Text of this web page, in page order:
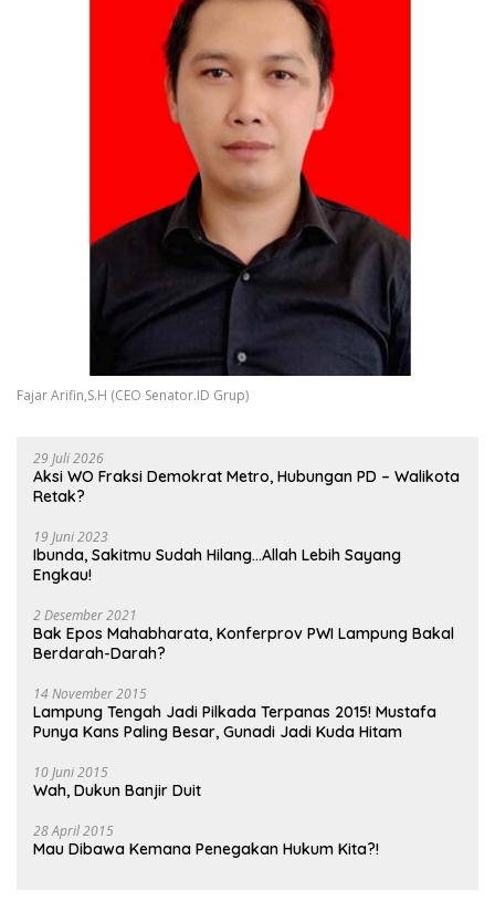
Fajar Arifin,S.H (CEO Senator.ID Grup)
29 Juli 2026
Aksi WO Fraksi Demokrat Metro, Hubungan PD – Walikota
Retak?
19 Juni 2023
Ibunda, Sakitmu Sudah Hilang…Allah Lebih Sayang
Engkau!
2 Desember 2021
Bak Epos Mahabharata, Konferprov PWI Lampung Bakal
Berdarah-Darah?
14 November 2015
Lampung Tengah Jadi Pilkada Terpanas 2015! Mustafa
Punya Kans Paling Besar, Gunadi Jadi Kuda Hitam
10 Juni 2015
Wah, Dukun Banjir Duit
28 April 2015
Mau Dibawa Kemana Penegakan Hukum Kita?!